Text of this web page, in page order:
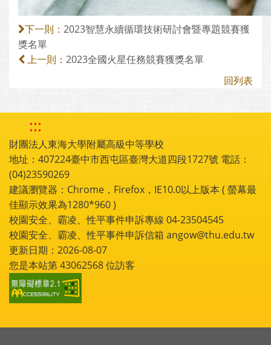
下一則： 2023智慧永續循環技術研討會暨專題競賽獲
獎名單
上一則： 2023全國火星任務競賽獲獎名單
回列表
:::
財團法人東海大學附屬高級中等學校
地址：407224臺中市西屯區臺灣大道四段1727號 電話：
(04)23590269
建議瀏覽器：Chrome，Firefox，IE10.0以上版本 ( 螢幕最
佳顯示效果為1280*960 )
校園安全、霸凌、性平事件申訴專線 04-23504545
校園安全、霸凌、性平事件申訴信箱 angow@thu.edu.tw
更新日期：2026-08-07
您是本站第43062568位訪客